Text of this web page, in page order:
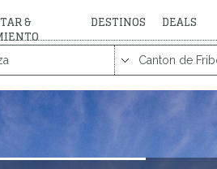
& DESTINOS DEALS